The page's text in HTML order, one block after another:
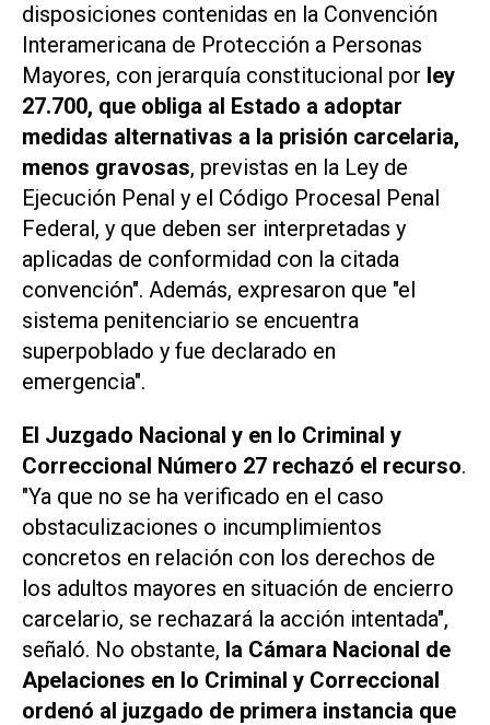
disposiciones contenidas en la Convención
Interamericana de Protección a Personas
Mayores, con jerarquía constitucional por ley
27.700, que obliga al Estado a adoptar
medidas alternativas a la prisión carcelaria,
menos gravosas, previstas en la Ley de
Ejecución Penal y el Código Procesal Penal
Federal, y que deben ser interpretadas y
aplicadas de conformidad con la citada
convención". Además, expresaron que "el
sistema penitenciario se encuentra
superpoblado y fue declarado en
emergencia".
El Juzgado Nacional y en lo Criminal y
Correccional Número 27 rechazó el recurso.
"Ya que no se ha verificado en el caso
obstaculizaciones o incumplimientos
concretos en relación con los derechos de
los adultos mayores en situación de encierro
carcelario, se rechazará la acción intentada",
señaló. No obstante, la Cámara Nacional de
Apelaciones en lo Criminal y Correccional
ordenó al juzgado de primera instancia que